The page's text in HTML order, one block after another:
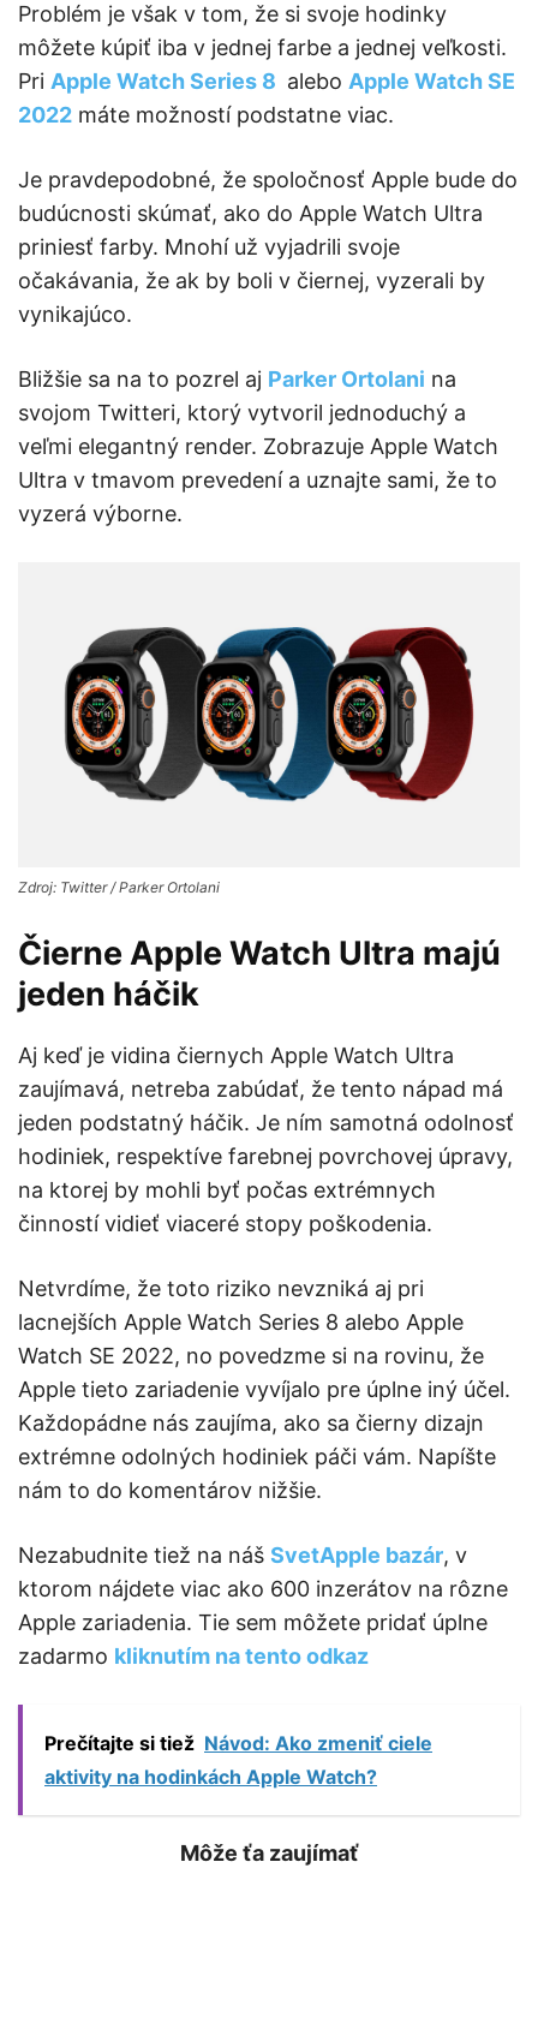
Problém je však v tom, že si svoje hodinky
môžete kúpiť iba v jednej farbe a jednej veľkosti.
Pri Apple Watch Series 8 alebo Apple Watch SE
2022 máte možností podstatne viac.
Je pravdepodobné, že spoločnosť Apple bude do
budúcnosti skúmať, ako do Apple Watch Ultra
priniesť farby. Mnohí už vyjadrili svoje
očakávania, že ak by boli v čiernej, vyzerali by
vynikajúco.
Bližšie sa na to pozrel aj Parker Ortolani na
svojom Twitteri, ktorý vytvoril jednoduchý a
veľmi elegantný render. Zobrazuje Apple Watch
Ultra v tmavom prevedení a uznajte sami, že to
vyzerá výborne.
Zdroj: Twitter / Parker Ortolani
Čierne Apple Watch Ultra majú
jeden háčik
Aj keď je vidina čiernych Apple Watch Ultra
zaujímavá, netreba zabúdať, že tento nápad má
jeden podstatný háčik. Je ním samotná odolnosť
hodiniek, respektíve farebnej povrchovej úpravy,
na ktorej by mohli byť počas extrémnych
činností vidieť viaceré stopy poškodenia.
Netvrdíme, že toto riziko nevzniká aj pri
lacnejších Apple Watch Series 8 alebo Apple
Watch SE 2022, no povedzme si na rovinu, že
Apple tieto zariadenie vyvíjalo pre úplne iný účel.
Každopádne nás zaujíma, ako sa čierny dizajn
extrémne odolných hodiniek páči vám. Napíšte
nám to do komentárov nižšie.
Nezabudnite tiež na náš SvetApple bazár, v
ktorom nájdete viac ako 600 inzerátov na rôzne
Apple zariadenia. Tie sem môžete pridať úplne
zadarmo kliknutím na tento odkaz
Prečítajte si tiež Návod: Ako zmeniť ciele
aktivity na hodinkách Apple Watch?
Môže ťa zaujímať